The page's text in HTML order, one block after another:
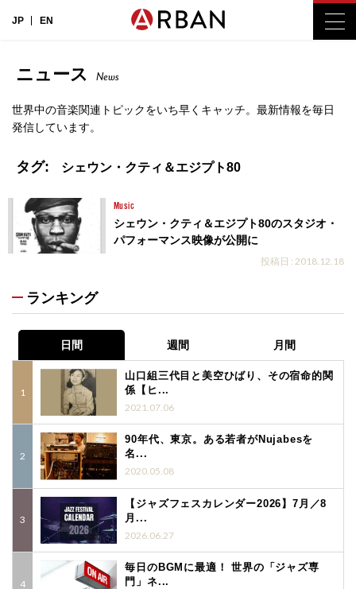
JP EN
ニュース News
世界中の音楽関連トピックをいち早くキャッチ。最新情報を毎日
発信しています。
タグ: シェウン・クティ＆エジプト80
Music
シェウン・クティ＆エジプト80のスタジオ・
パフォーマンス映像が公開に
投稿日 : 2018.12.18
ランキング
日間 週間 月間
山口組三代目と美空ひばり、その宿命的関
係【ヒ...
2021.07.06
90年代、東京。ある若者がNujabesを
名...
2020.05.08
【ジャズフェスカレンダー2026】7月／8
月...
2026.06.27
毎日のBGMに最適！ 世界の「ジャズ専
門」ネ...